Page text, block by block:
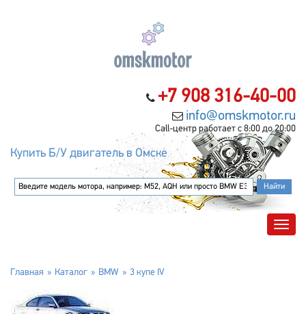
+7 908 316-40-00
info@omskmotor.ru
Call-центр работает с 8:00 до 20:00
Купить Б/У двигатель в Омске
Главная Каталог BMW 3 купе IV